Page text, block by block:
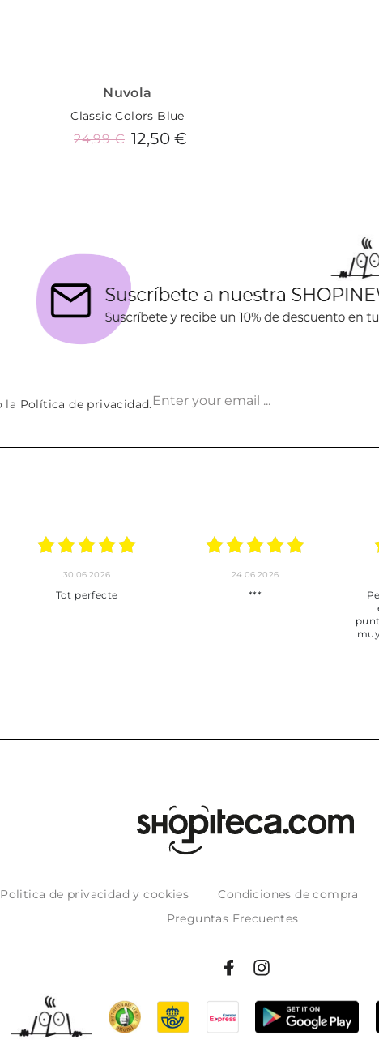
Nuvola
Classic Colors Blue
12,50 €
24,99 €
la Política de privacidad.
30.06.2026
Tot perfecte
24.06.2026
***
Politica de privacidad y cookies Condiciones de compra
Preguntas Frecuentes